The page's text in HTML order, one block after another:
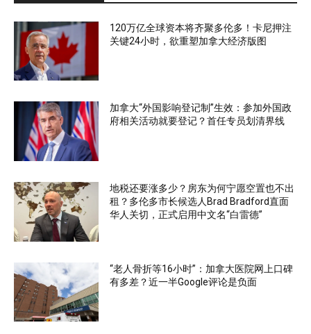
120万亿全球资本将齐聚多伦多！卡尼押注
关键24小时，欲重塑加拿大经济版图
加拿大“外国影响登记制”生效：参加外国政
府相关活动就要登记？首任专员划清界线
地税还要涨多少？房东为何宁愿空置也不出
租？多伦多市长候选人Brad Bradford直面
华人关切，正式启用中文名“白雷德”
“老人骨折等16小时”：加拿大医院网上口碑
有多差？近一半Google评论是负面